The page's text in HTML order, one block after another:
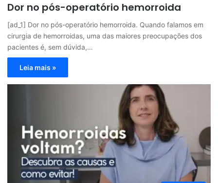
Dor no pós-operatório hemorroida
[ad_1] Dor no pós-operatório hemorroida. Quando falamos em
cirurgia de hemorroidas, uma das maiores preocupações dos
pacientes é, sem dúvida,…
Leia mais »